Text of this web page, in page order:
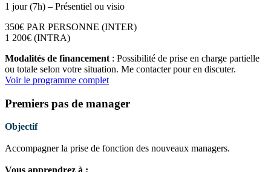
1 jour (7h) – Présentiel ou visio
350€ PAR PERSONNE (INTER)
1 200€ (INTRA)
Modalités de financement : Possibilité de prise en charge partielle
ou totale selon votre situation. Me contacter pour en discuter.
Voir le programme complet
Premiers pas de manager
Objectif
Accompagner la prise de fonction des nouveaux managers.